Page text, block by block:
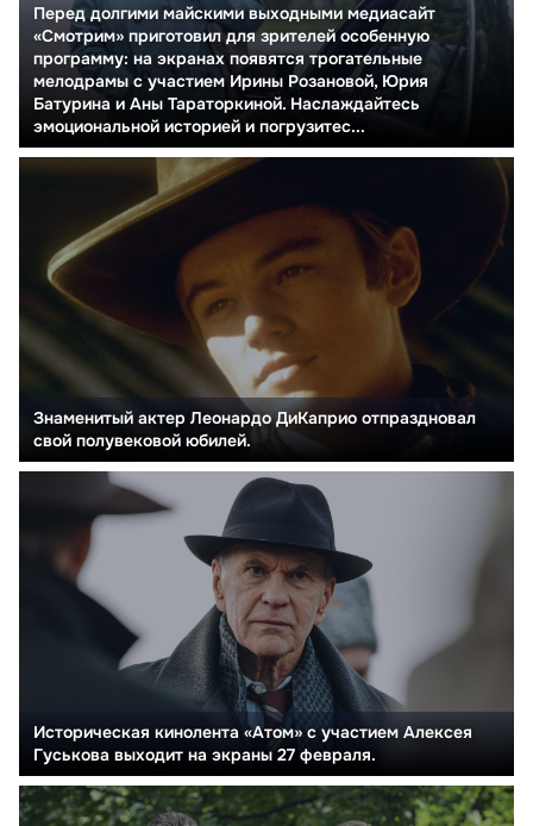
Перед долгими майскими выходными медиасайт
«Смотрим» приготовил для зрителей особенную
программу: на экранах появятся трогательные
мелодрамы с участием Ирины Розановой, Юрия
Батурина и Аны Тараторкиной. Наслаждайтесь
эмоциональной историей и погрузитес...
Знаменитый актер Леонардо ДиКаприо отпраздновал
свой полувековой юбилей.
Историческая кинолента «Атом» с участием Алексея
Гуськова выходит на экраны 27 февраля.